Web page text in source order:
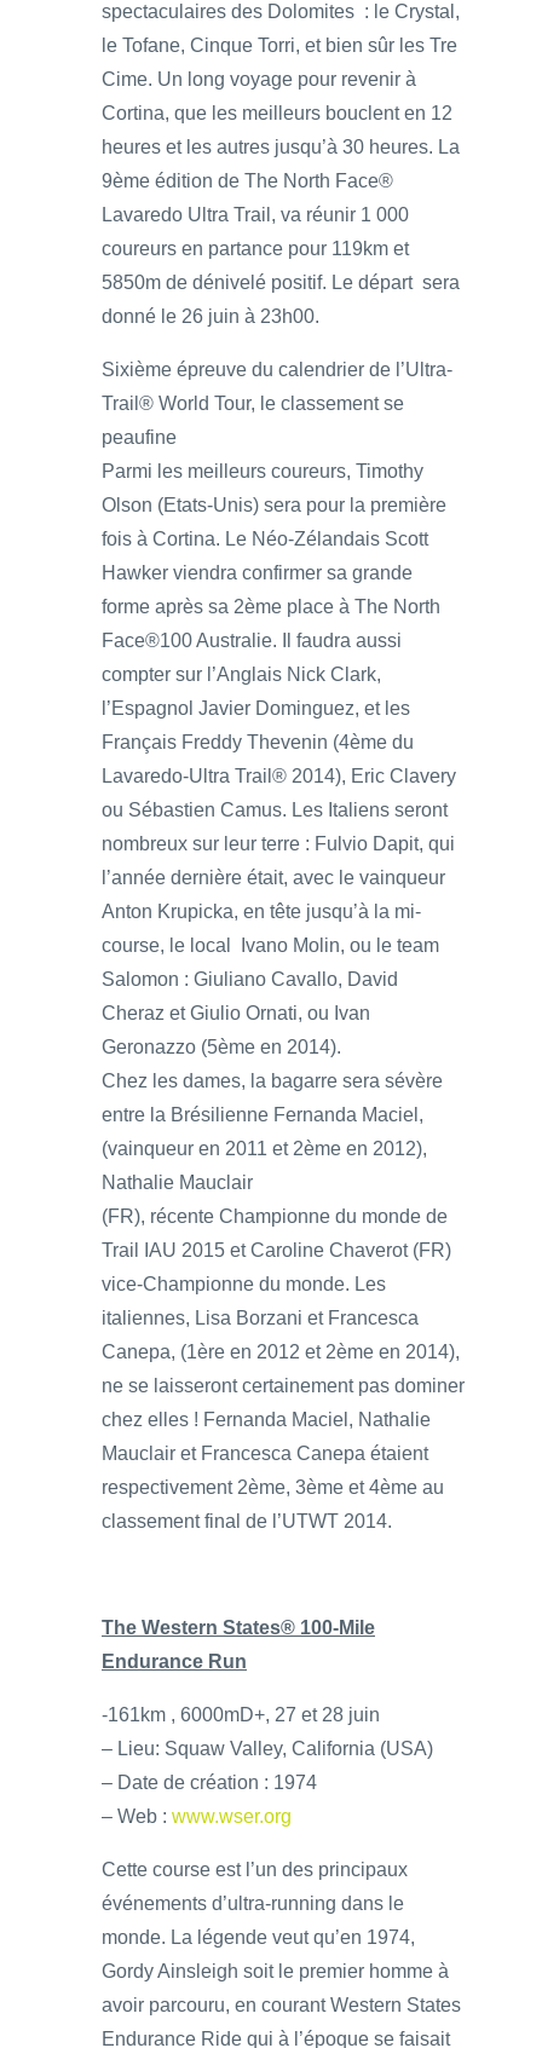
spectaculaires des Dolomites : le Crystal,
le Tofane, Cinque Torri, et bien sûr les Tre
Cime. Un long voyage pour revenir à
Cortina, que les meilleurs bouclent en 12
heures et les autres jusqu’à 30 heures. La
9ème édition de The North Face®
Lavaredo Ultra Trail, va réunir 1 000
coureurs en partance pour 119km et
5850m de dénivelé positif. Le départ sera
donné le 26 juin à 23h00.
Sixième épreuve du calendrier de l’Ultra-
Trail® World Tour, le classement se
peaufine
Parmi les meilleurs coureurs, Timothy
Olson (Etats-Unis) sera pour la première
fois à Cortina. Le Néo-Zélandais Scott
Hawker viendra confirmer sa grande
forme après sa 2ème place à The North
Face®100 Australie. Il faudra aussi
compter sur l’Anglais Nick Clark,
l’Espagnol Javier Dominguez, et les
Français Freddy Thevenin (4ème du
Lavaredo-Ultra Trail® 2014), Eric Clavery
ou Sébastien Camus. Les Italiens seront
nombreux sur leur terre : Fulvio Dapit, qui
l’année dernière était, avec le vainqueur
Anton Krupicka, en tête jusqu’à la mi-
course, le local Ivano Molin, ou le team
Salomon : Giuliano Cavallo, David
Cheraz et Giulio Ornati, ou Ivan
Geronazzo (5ème en 2014).
Chez les dames, la bagarre sera sévère
entre la Brésilienne Fernanda Maciel,
(vainqueur en 2011 et 2ème en 2012),
Nathalie Mauclair
(FR), récente Championne du monde de
Trail IAU 2015 et Caroline Chaverot (FR)
vice-Championne du monde. Les
italiennes, Lisa Borzani et Francesca
Canepa, (1ère en 2012 et 2ème en 2014),
ne se laisseront certainement pas dominer
chez elles ! Fernanda Maciel, Nathalie
Mauclair et Francesca Canepa étaient
respectivement 2ème, 3ème et 4ème au
classement final de l’UTWT 2014.
The Western States® 100-Mile
Endurance Run
-161km , 6000mD+, 27 et 28 juin
– Lieu: Squaw Valley, California (USA)
– Date de création : 1974
– Web : www.wser.org
Cette course est l’un des principaux
événements d’ultra-running dans le
monde. La légende veut qu’en 1974,
Gordy Ainsleigh soit le premier homme à
avoir parcouru, en courant Western States
Endurance Ride qui à l’époque se faisait